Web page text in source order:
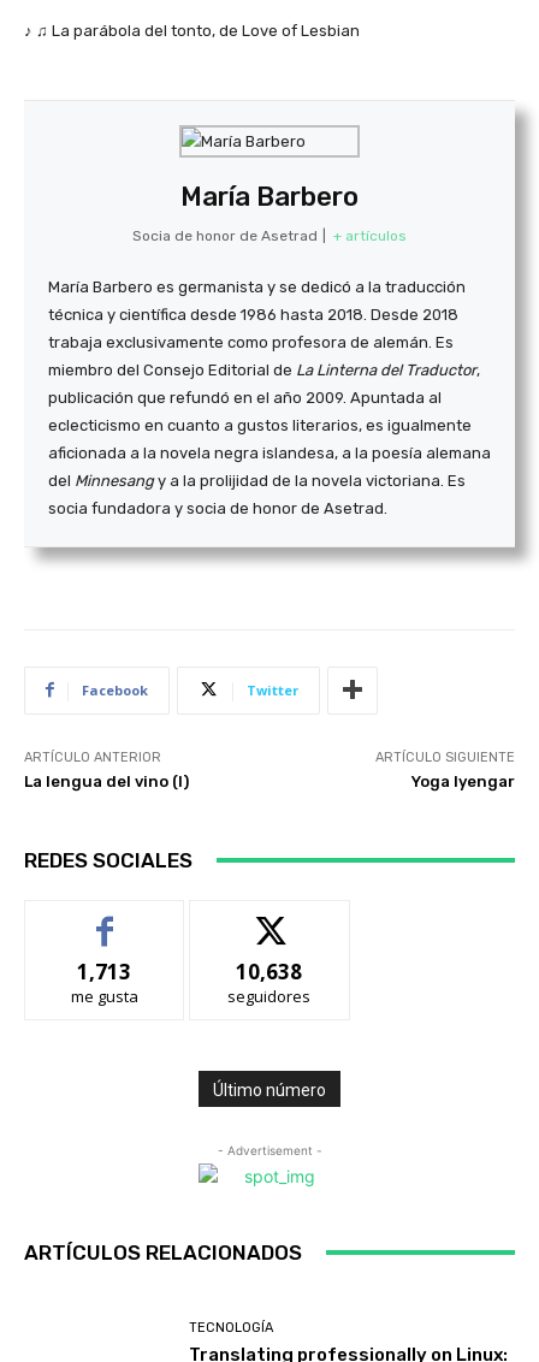
♪ ♫ La parábola del tonto, de Love of Lesbian
María Barbero
Socia de honor de Asetrad + artículos
María Barbero es germanista y se dedicó a la traducción
técnica y científica desde 1986 hasta 2018. Desde 2018
trabaja exclusivamente como profesora de alemán. Es
miembro del Consejo Editorial de La Linterna del Traductor,
publicación que refundó en el año 2009. Apuntada al
eclecticismo en cuanto a gustos literarios, es igualmente
aficionada a la novela negra islandesa, a la poesía alemana
del Minnesangy a la prolijidad de la novela victoriana. Es
socia fundadora y socia de honor de Asetrad.
Facebook Twitter
ARTÍCULO ANTERIOR
La lengua del vino (I)
ARTÍCULO SIGUIENTE
Yoga Iyengar
REDES SOCIALES
1,713
me gusta
10,638
seguidores
Último número
- Advertisement -
ARTÍCULOS RELACIONADOS
TECNOLOGÍA
Translating professionally on Linux: